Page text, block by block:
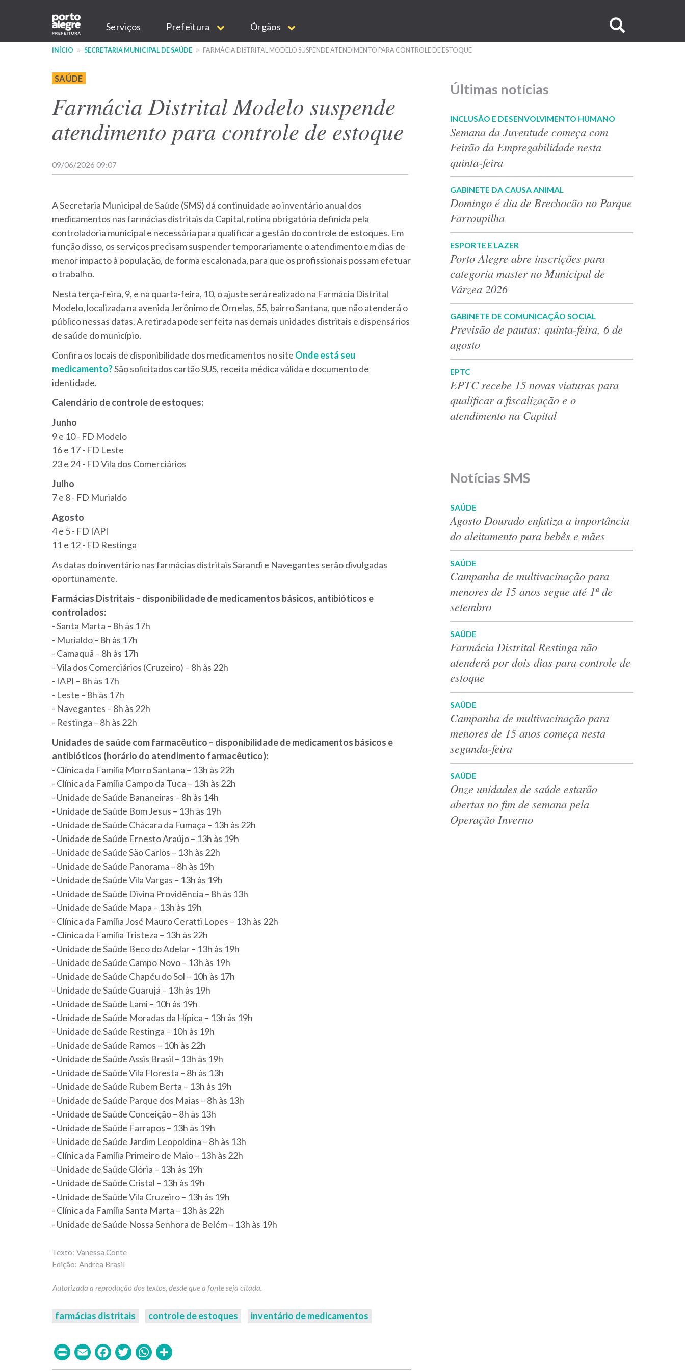
conteúdo
Main
navigation
Serviços Prefeitura Órgãos
no
INÍCIO SECRETARIA MUNICIPAL DE SAÚDE FARMÁCIA DISTRITAL MODELO SUSPENDE ATENDIMENTO PARA CONTROLE DE ESTOQUE
SAÚDE
Farmácia Distrital Modelo suspende
atendimento para controle de estoque
09/06/2026 09:07
A Secretaria Municipal de Saúde (SMS) dá continuidade ao inventário anual dos
medicamentos nas farmácias distritais da Capital, rotina obrigatória definida pela
controladoria municipal e necessária para qualificar a gestão do controle de estoques. Em
função disso, os serviços precisam suspender temporariamente o atendimento em dias de
menor impacto à população, de forma escalonada, para que os profissionais possam efetuar
o trabalho.
Nesta terça-feira, 9, e na quarta-feira, 10, o ajuste será realizado na Farmácia Distrital
Modelo, localizada na avenida Jerônimo de Ornelas, 55, bairro Santana, que não atenderá o
público nessas datas. A retirada pode ser feita nas demais unidades distritais e dispensários
de saúde do município.
Confira os locais de disponibilidade dos medicamentos no site Onde está seu
medicamento?São solicitados cartão SUS, receita médica válida e documento de
identidade.
Calendário de controle de estoques:
Junho
9 e 10 - FD Modelo
16 e 17 - FD Leste
23 e 24 - FD Vila dos Comerciários
Julho
7 e 8 - FD Murialdo
Agosto
4 e 5 - FD IAPI
11 e 12 - FD Restinga
As datas do inventário nas farmácias distritais Sarandi e Navegantes serão divulgadas
oportunamente.
Farmácias Distritais – disponibilidade de medicamentos básicos, antibióticos e
controlados:
- Santa Marta – 8h às 17h
- Murialdo – 8h às 17h
- Camaquã – 8h às 17h
- Vila dos Comerciários (Cruzeiro) – 8h às 22h
- IAPI – 8h às 17h
- Leste – 8h às 17h
- Navegantes – 8h às 22h
- Restinga – 8h às 22h
Unidades de saúde com farmacêutico – disponibilidade de medicamentos básicos e
antibióticos (horário do atendimento farmacêutico):
- Clínica da Família Morro Santana – 13h às 22h
- Clínica da Família Campo da Tuca – 13h às 22h
- Unidade de Saúde Bananeiras – 8h às 14h
- Unidade de Saúde Bom Jesus – 13h às 19h
- Unidade de Saúde Chácara da Fumaça – 13h às 22h
- Unidade de Saúde Ernesto Araújo – 13h às 19h
- Unidade de Saúde São Carlos – 13h às 22h
- Unidade de Saúde Panorama – 8h às 19h
- Unidade de Saúde Vila Vargas – 13h às 19h
- Unidade de Saúde Divina Providência – 8h às 13h
- Unidade de Saúde Mapa – 13h às 19h
- Clínica da Família José Mauro Ceratti Lopes – 13h às 22h
- Clínica da Família Tristeza – 13h às 22h
- Unidade de Saúde Beco do Adelar – 13h às 19h
- Unidade de Saúde Campo Novo – 13h às 19h
- Unidade de Saúde Chapéu do Sol – 10h às 17h
- Unidade de Saúde Guarujá – 13h às 19h
- Unidade de Saúde Lami – 10h às 19h
- Unidade de Saúde Moradas da Hípica – 13h às 19h
- Unidade de Saúde Restinga – 10h às 19h
- Unidade de Saúde Ramos – 10h às 22h
- Unidade de Saúde Assis Brasil – 13h às 19h
- Unidade de Saúde Vila Floresta – 8h às 13h
- Unidade de Saúde Rubem Berta – 13h às 19h
- Unidade de Saúde Parque dos Maias – 8h às 13h
- Unidade de Saúde Conceição – 8h às 13h
- Unidade de Saúde Farrapos – 13h às 19h
- Unidade de Saúde Jardim Leopoldina – 8h às 13h
- Clínica da Família Primeiro de Maio – 13h às 22h
- Unidade de Saúde Glória – 13h às 19h
- Unidade de Saúde Cristal – 13h às 19h
- Unidade de Saúde Vila Cruzeiro – 13h às 19h
- Clínica da Família Santa Marta – 13h às 22h
- Unidade de Saúde Nossa Senhora de Belém – 13h às 19h
Vanessa Conte
Andrea Brasil
farmácias distritais controle de estoques inventário de medicamentos
PrintEmailFacebook
TwitterWhatsApp
Últimas notícias
INCLUSÃO E DESENVOLVIMENTO HUMANO
Semana da Juventude começa com
Feirão da Empregabilidade nesta
quinta-feira
GABINETE DA CAUSA ANIMAL
Domingo é dia de Brechocão no Parque
Farroupilha
ESPORTE E LAZER
Porto Alegre abre inscrições para
categoria master no Municipal de
Várzea 2026
GABINETE DE COMUNICAÇÃO SOCIAL
Previsão de pautas: quinta-feira, 6 de
agosto
EPTC
EPTC recebe 15 novas viaturas para
qualificar a fiscalização e o
atendimento na Capital
Notícias SMS
SAÚDE
Agosto Dourado enfatiza a importância
do aleitamento para bebês e mães
SAÚDE
Campanha de multivacinação para
menores de 15 anos segue até 1º de
setembro
SAÚDE
Farmácia Distrital Restinga não
atenderá por dois dias para controle de
estoque
SAÚDE
Campanha de multivacinação para
menores de 15 anos começa nesta
segunda-feira
SAÚDE
Onze unidades de saúde estarão
abertas no fim de semana pela
Operação Inverno